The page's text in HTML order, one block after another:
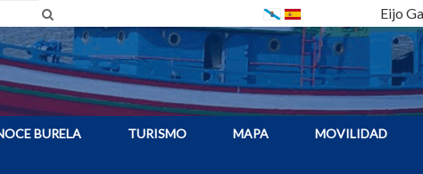
Eijo
BURELA TURISMO MAPA MOVILIDAD